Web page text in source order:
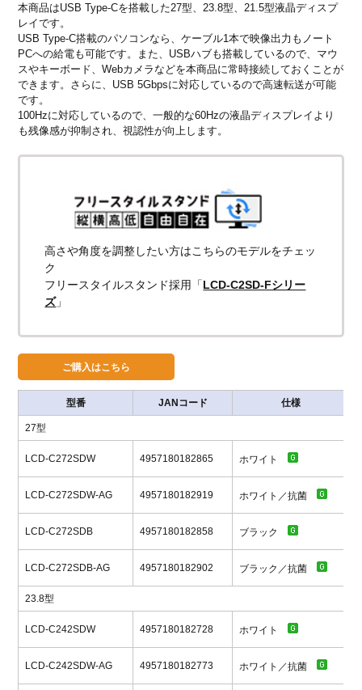
本商品はUSB Type-Cを搭載した27型、23.8型、21.5型液晶ディスプ
レイです。
USB Type-C搭載のパソコンなら、ケーブル1本で映像出力もノート
PCへの給電も可能です。また、USBハブも搭載しているので、マウ
スやキーボード、Webカメラなどを本商品に常時接続しておくことが
できます。さらに、USB 5Gbpsに対応しているので高速転送が可能
です。
100Hzに対応しているので、一般的な60Hzの液晶ディスプレイより
も残像感が抑制され、視認性が向上します。
高さや角度を調整したい方はこちらのモデルをチェッ
ク
フリースタイルスタンド採用「LCD-C2SD-Fシリー
ズ」
型番 JANコード 仕様
27型
LCD-C272SDW 4957180182865 ホワイト
LCD-C272SDW-AG 4957180182919 ホワイト／抗菌
LCD-C272SDB 4957180182858 ブラック
LCD-C272SDB-AG 4957180182902 ブラック／抗菌
23.8型
LCD-C242SDW 4957180182728 ホワイト
LCD-C242SDW-AG 4957180182773 ホワイト／抗菌